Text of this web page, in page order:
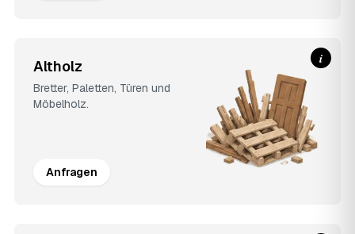
Altholz
Bretter, Paletten, Türen und
Möbelholz.
Anfragen
i